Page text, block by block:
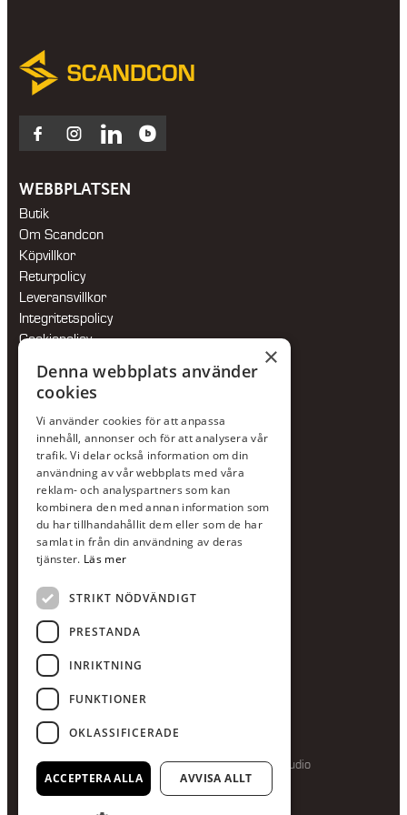
Facebook
Instagram
LinkedInBlocket
WEBBPLATSEN
Butik
Om Scandcon
Köpvillkor
Returpolicy
Leveransvillkor
Integritetspolicy
Cookiepolicy
Jour:073-36 88 87 0
Växel:020-120 29 00
E-post:info@scandcon.se
BESÖKSADRESS
Backagårdsgatan 9
511 57 Kinna
UPPGIFTER
Orgnummer
559375-8161
Swishnummer
123-615 05 28
Producerad av Gota Media Brand Studio
×
Denna webbplats använder
cookies
Vi använder cookies för att anpassa
innehåll, annonser och för att analysera vår
trafik. Vi delar också information om din
användning av vår webbplats med våra
reklam- och analyspartners som kan
kombinera den med annan information som
du har tillhandahållit dem eller som de har
samlat in från din användning av deras
tjänster. Läs mer
STRIKT NÖDVÄNDIGT
PRESTANDA
INRIKTNING
FUNKTIONER
OKLASSIFICERADE
ACCEPTERA ALLA AVVISA ALLT